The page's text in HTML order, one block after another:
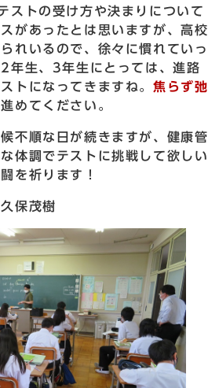
ストの受け方や決まりについて
があったとは思いますが、高校
れいるので、徐々に慣れていっ
年生、3年生にとっては、進路
トになってきますね。 焦らず弛
めてください。
不順な日が続きますが、健康管
体調でテストに挑戦して欲しい
を祈ります！
保茂樹